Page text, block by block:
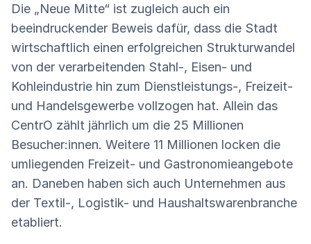
Die „Neue Mitte“ ist zugleich auch ein
beeindruckender Beweis dafür, dass die Stadt
wirtschaftlich einen erfolgreichen Strukturwandel
von der verarbeitenden Stahl-, Eisen- und
Kohleindustrie hin zum Dienstleistungs-, Freizeit-
und Handelsgewerbe vollzogen hat. Allein das
CentrO zählt jährlich um die 25 Millionen
Besucher:innen. Weitere 11 Millionen locken die
umliegenden Freizeit- und Gastronomieangebote
an. Daneben haben sich auch Unternehmen aus
der Textil-, Logistik- und Haushaltswarenbranche
etabliert.